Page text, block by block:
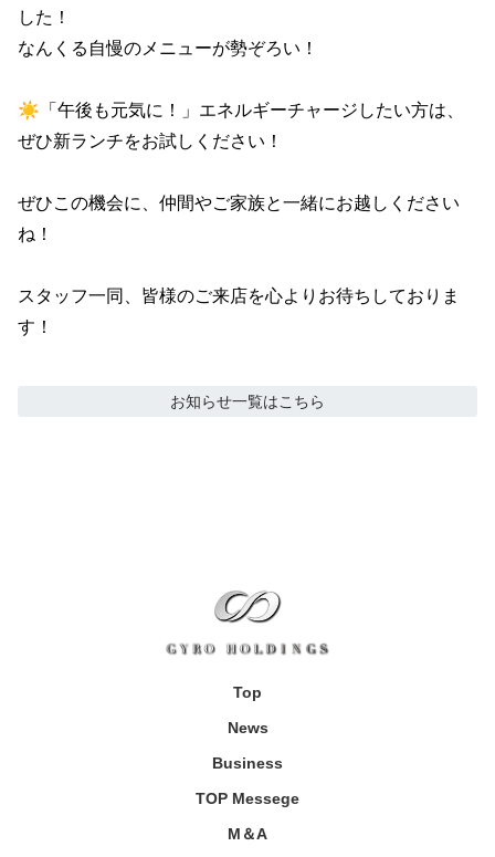
した！
なんくる自慢のメニューが勢ぞろい！
☀「午後も元気に！」エネルギーチャージしたい方は、
ぜひ新ランチをお試しください！
ぜひこの機会に、仲間やご家族と一緒にお越しください
ね！
スタッフ一同、皆様のご来店を心よりお待ちしておりま
す！
お知らせ一覧はこちら
Top
News
Business
TOP Messege
M＆A